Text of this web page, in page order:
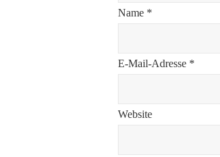
Name *
E-Mail-Adresse *
Website